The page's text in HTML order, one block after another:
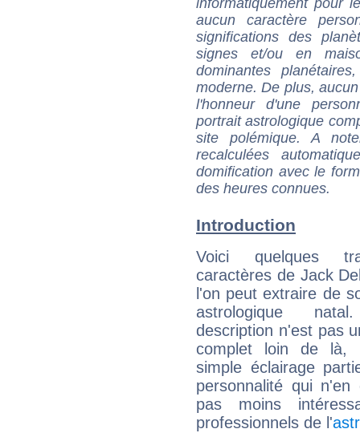
informatiquement pour
aucun caractère
significations des
signes et/ou en
dominantes
moderne. De plus,
l'honneur d'une
portrait astrologique
site polémique. A
recalculées
domification avec le
des heures connues.
Introduction
Voici quelques
caractères de Jack
l'on peut extraire de
astrologique
description n'est pas
complet loin de là,
simple éclairage
personnalité qui n'en
pas moins
professionnels de l'